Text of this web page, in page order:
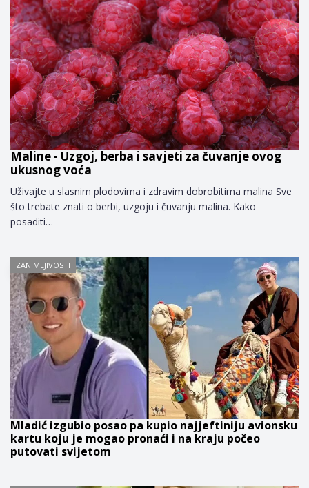
Maline - Uzgoj, berba i savjeti za čuvanje ovog
ukusnog voća
Uživajte u slasnim plodovima i zdravim dobrobitima malina Sve
što trebate znati o berbi, uzgoju i čuvanju malina. Kako
posaditi…
ZANIMLJIVOSTI
Mladić izgubio posao pa kupio najjeftiniju avionsku
kartu koju je mogao pronaći i na kraju počeo
putovati svijetom